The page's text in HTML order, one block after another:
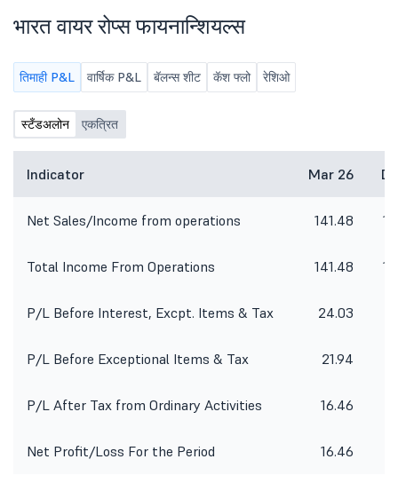
141st Meeting of the Board of
Directors of Bharat Wire Ropes
to be held on Friday, 07th August,
2026 at 06:30 P.M. (IST) at the
situated at 10th Floor, Times Tower,
Kamla City, Senapati Bapat Marg,
Lower Parel (West), Mumbai-400013.
1. To consider and approve Un-
June, 2026; 2. Limited Review Report
the quarter ended 30th June, 2026;
भारत वायर रोप्स फायनान्शियल्स
तिमाही P&L वार्षिक P&L बॅलन्स शीट कॅश फ्लो रेशिओ
स्टँडअलोन एकत्रित
Indicator Mar 26
Net Sales/Income from operations 141.48
Total Income From Operations 141.48
P/L Before Interest, Excpt. Items & Tax 24.03
P/L Before Exceptional Items & Tax 21.94
P/L After Tax from Ordinary Activities 16.46
Net Profit/Loss For the Period 16.46